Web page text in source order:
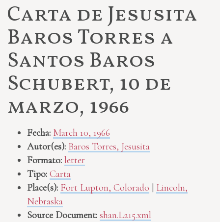
Carta de Jesusita
Baros Torres a
Santos Baros
Schubert, 10 de
marzo, 1966
Fecha: March 10, 1966
Autor(es): Baros Torres, Jesusita
Formato: letter
Tipo: Carta
Place(s): Fort Lupton, Colorado
Lincoln,
Nebraska
Source Document: shan.L215.xml